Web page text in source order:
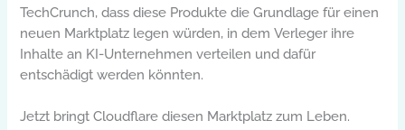
TechCrunch, dass diese Produkte die Grundlage für einen
neuen Marktplatz legen würden, in dem Verleger ihre
Inhalte an KI-Unternehmen verteilen und dafür
entschädigt werden könnten.
Jetzt bringt Cloudflare diesen Marktplatz zum Leben.